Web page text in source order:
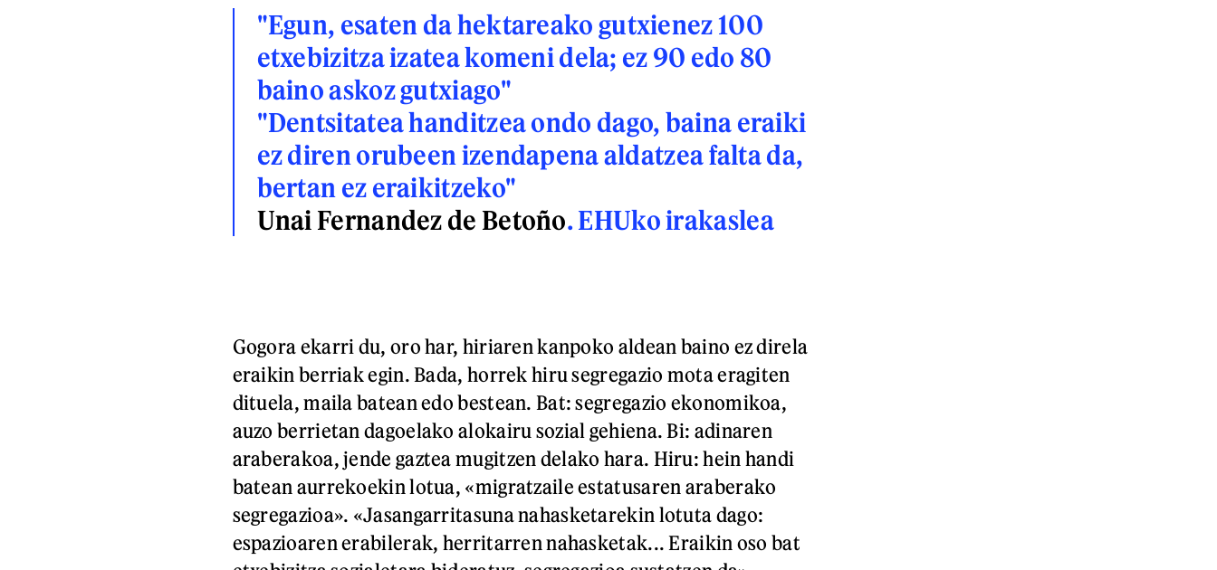
"Egun, esaten da hektareako gutxienez 100
etxebizitza izatea komeni dela; ez 90 edo 80
baino askoz gutxiago"
"Dentsitatea handitzea ondo dago, baina eraiki
ez diren orubeen izendapena aldatzea falta da,
bertan ez eraikitzeko"
Unai Fernandez de Betoño. EHUko irakaslea
Gogora ekarri du, oro har, hiriaren kanpoko aldean baino ez direla
eraikin berriak egin. Bada, horrek hiru segregazio mota eragiten
dituela, maila batean edo bestean. Bat: segregazio ekonomikoa,
auzo berrietan dagoelako alokairu sozial gehiena. Bi: adinaren
araberakoa, jende gaztea mugitzen delako hara. Hiru: hein handi
batean aurrekoekin lotua, «migratzaile estatusaren araberako
segregazioa». «Jasangarritasuna nahasketarekin lotuta dago:
espazioaren erabilerak, herritarren nahasketak... Eraikin oso bat